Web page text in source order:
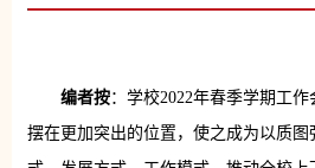
编者按：学校2022年春季学期工
摆在更加突出的位置，使之成为以质